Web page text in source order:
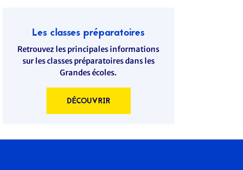
Les classes préparatoires
Retrouvez les principales informations
sur les classes préparatoires dans les
Grandes écoles.
DÉCOUVRIR